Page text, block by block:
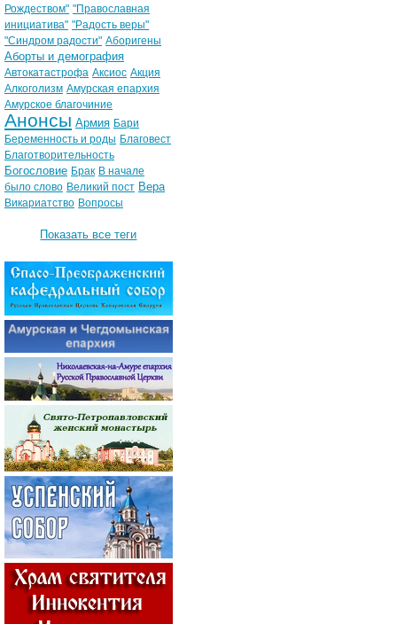
Рождеством" "Православная
инициатива" "Радость веры"
"Синдром радости" Аборигены
Аборты и демография
Автокатастрофа Аксиос Акция
Алкоголизм Амурская епархия
Амурское благочиние
Анонсы Армия Бари
Беременность и роды Благовест
Благотворительность
Богословие Брак В начале
было слово Великий пост Вера
Викариатство Вопросы
Показать все теги